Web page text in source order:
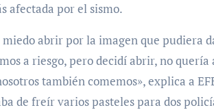
afectada por el sismo.
abrir por la imagen que pudiera
a riesgo, pero decidí abrir, no
también comemos», explica a
de freír varios pasteles para dos